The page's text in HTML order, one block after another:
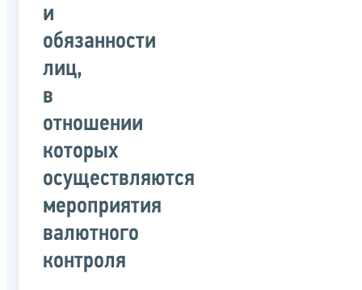
и
обязанности
лиц,
в
отношении
которых
осуществляются
мероприятия
валютного
контроля